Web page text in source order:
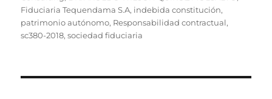
Fiduciaria Tequendama S.A, indebida constitución,
patrimonio autónomo, Responsabilidad contractual,
sc380-2018,sociedad fiduciaria